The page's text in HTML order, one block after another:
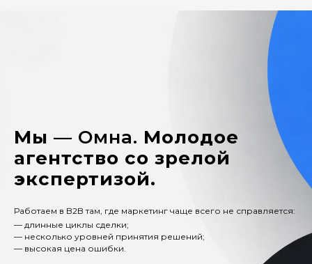
Мы — Омна. Молодое
агентство со зрелой
экспертизой.
Работаем в B2B там, где маркетинг чаще всего не справляется:
— длинные циклы сделки;
— несколько уровней принятия решений;
— высокая цена ошибки.